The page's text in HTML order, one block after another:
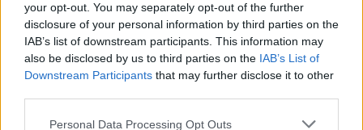
your opt-out. You may separately opt-out of the further
disclosure of your personal information by third parties on the
IAB’s list of downstream participants. This information may
also be disclosed by us to third parties on the IAB’s List of
Downstream Participants that may further disclose it to other
Personal Data Processing Opt Outs